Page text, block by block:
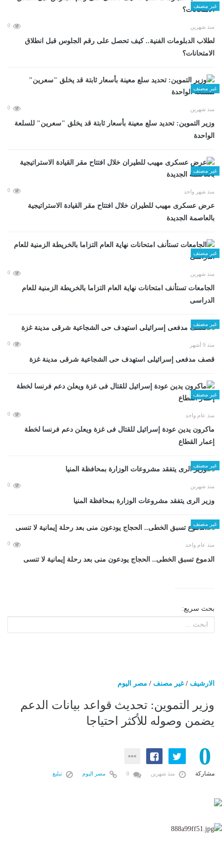
غير مصنف
منذ شهرين 0
لطلاب الدبلومات الفنية.. كيف تحصل على رقم الجلوس قبل انطلاق
الامتحانات؟
غير مصنف
منذ شهرين 0
وزير التموين: تحديد سلع معينة بأسعار ثابتة قد يخلق "سعرين" للسلعة
الواحدة
غير مصنف
منذ شهر واحد 0
عرض عسكرى مهيب للطيران خلال افتتاح مقر القيادة الاستراتيجية
بالعاصمة الجديدة
غير مصنف
منذ شهرين 0
الجامعات تستأنف امتحانات نهاية العام التزاما بالخريطة الزمنية للعام
الدراسى
غير مصنف
منذ 9 أشهر 0
قصف مدفعى إسرائيلى استهدف حى الشجاعية شرقى مدينة غزة
غير مصنف
منذ عام واحد 0
ماكرون يدين عودة إسرائيل للقتال فى غزة ويعلن دعم فرنسا لخطة
إعمار القطاع
غير مصنف
منذ شهرين 0
وزير الرى يتفقد مشروعات الوزارة بمحافظة المنيا
غير مصنف
منذ عام واحد 0
الدموع تسبق الخطى.. الحجاج يودعون منى بعد رحلة إيمانية لا تنسى
بحث سريع:
الارشيف /غير مصنف / مصر اليوم
وزير التموين: تحديث قواعد بيانات الدعم
يضمن وصوله للأكثر احتياجا
0
مشاركة منذ شهرين مصر اليوم تبليغ